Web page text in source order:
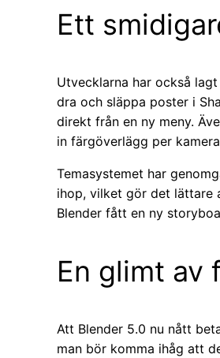
Ett
Utvecklarna har också
dra och släppa poster i
direkt från en ny meny.
in färgöverlägg per
Temasystemet har
ihop, vilket gör det lättare
Blender fått en ny
En glimt av
Att Blender 5.0 nu nått
man bör komma ihåg att